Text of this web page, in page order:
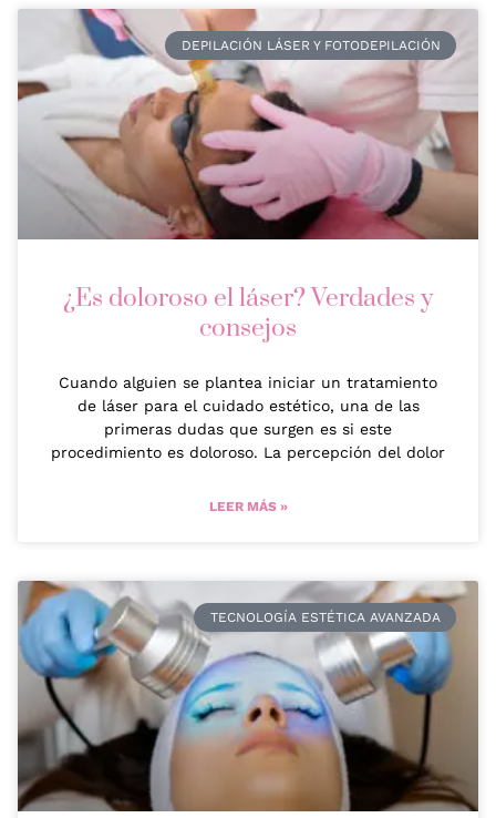
DEPILACIÓN LÁSER Y FOTODEPILACIÓN
¿Es doloroso el láser? Verdades y
consejos
Cuando alguien se plantea iniciar un tratamiento
de láser para el cuidado estético, una de las
primeras dudas que surgen es si este
procedimiento es doloroso. La percepción del dolor
LEER MÁS »
TECNOLOGÍA ESTÉTICA AVANZADA